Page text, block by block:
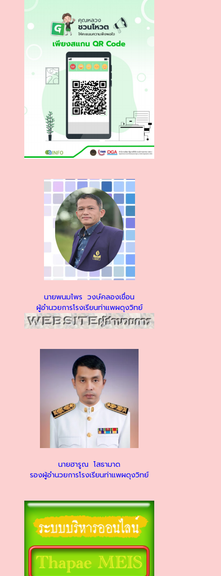
นายพนมไพร วงษ์คลองเขื่อน
ผู้อำนวยการโรงเรียนท่าแพผดุงวิทย์
นายฮารูณ โสธามาด
รองผู้อำนวยการโรงเรียนท่าแพผดุงวิทย์